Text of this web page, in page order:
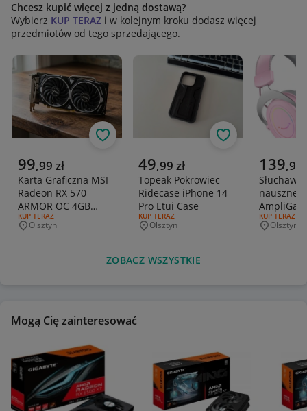
Chcesz kupić więcej z jedną dostawą?
Wybierz KUP TERAZ i w kolejnym kroku dodasz więcej
przedmiotów od tego sprzedającego.
Aktualna cena
99,99 zł
Karta Graficzna MSI
Radeon RX 570
ARMOR OC 4GB
GDDR5
RODZAJ OFERTY:
KUP TERAZ
Miejscowość
Olsztyn
Obserwuj
Aktualna cena
49,99 zł
Topeak Pokrowiec
Ridecase iPhone 14
Pro Etui Case
RODZAJ OFERTY:
KUP TERAZ
Miejscowość
Olsztyn
Obserwuj
Aktualna
139,99
nauszne
RODZAJ
KUP TERAZ
Olsztyn
ZOBACZ WSZYSTKIE
Mogą Cię zainteresować